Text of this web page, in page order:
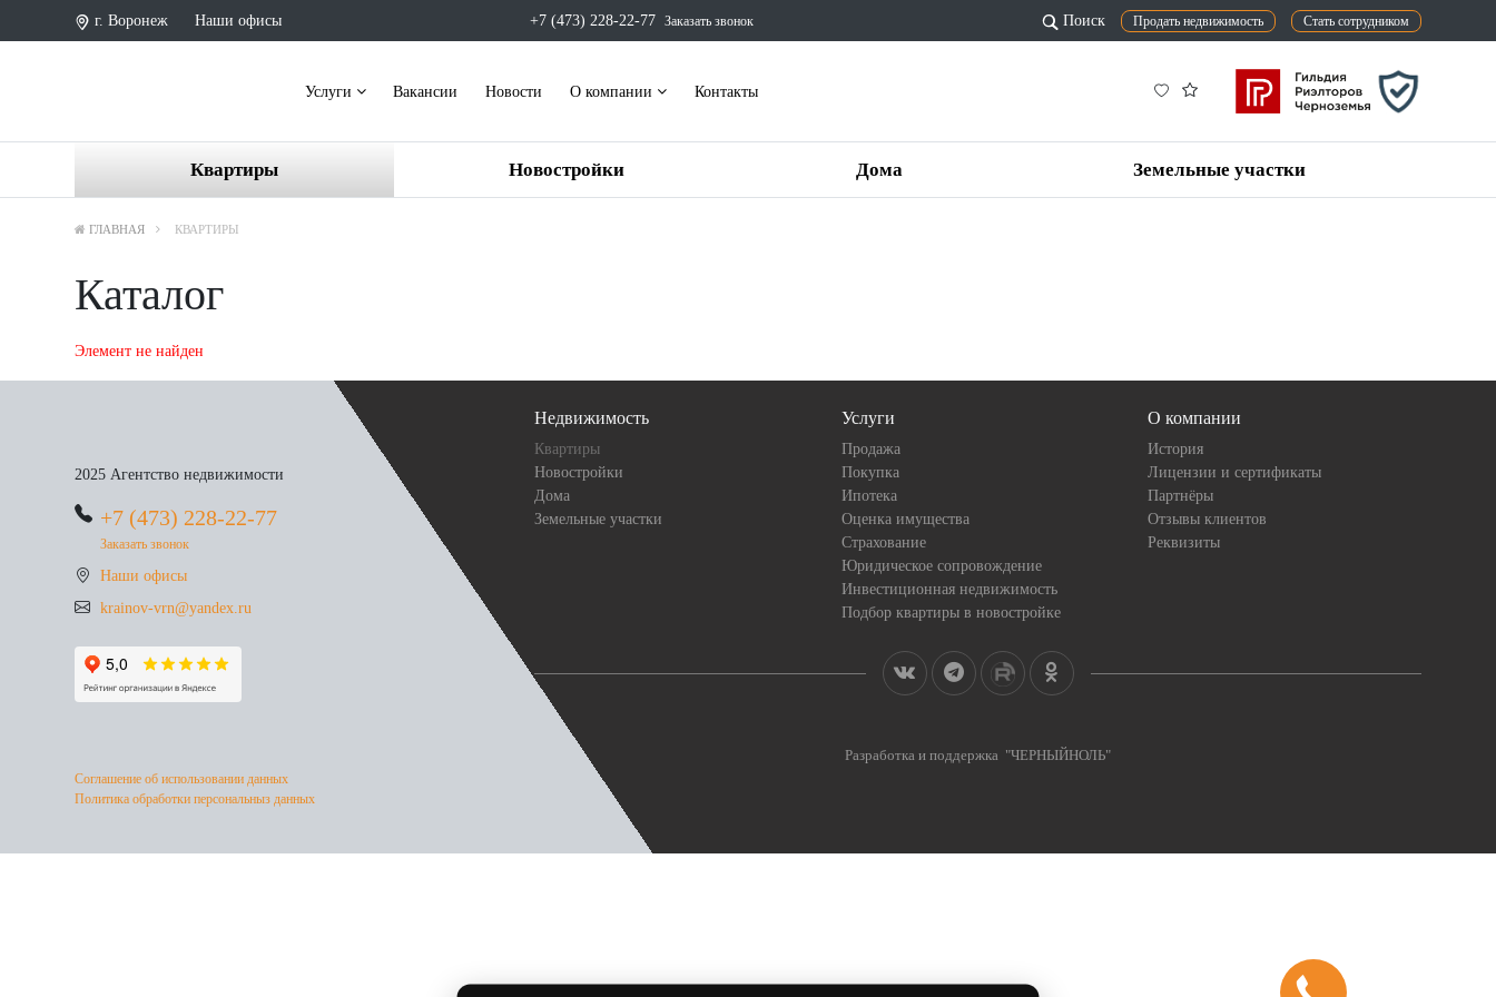
г. Воронеж Наши офисы +7 (473) 228-22-77 Заказать звонок Поиск Продать недвижимость Стать сотрудником
Услуги Вакансии Новости О компании Контакты
Квартиры Новостройки Дома Земельные участки
ГЛАВНАЯ КВАРТИРЫ
Каталог
Элемент не найден
2025 Агентство недвижимости
+7 (473) 228-22-77
Заказать звонок
Наши офисы
krainov-vrn@yandex.ru
Соглашение об использовании данных
Политика обработки персональныз данных
Недвижимость
Квартиры
Новостройки
Дома
Земельные участки
Услуги
Продажа
Покупка
Ипотека
Оценка имущества
Страхование
Юридическое сопровождение
Инвестиционная недвижимость
Подбор квартиры в новостройке
О компании
История
Лицензии и сертификаты
Партнёры
Отзывы клиентов
Реквизиты
Разработка и поддержка "ЧЕРНЫЙНОЛЬ"